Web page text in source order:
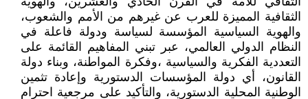
الثقافية المميزة للعرب عن غيرهم من الأمم والشعوب،
والهوية السياسية المؤسسة لسياسة ودولة فاعلة في
النظام الدولي العالمي، عبر تبني المفاهيم القائمة على
التعددية الفكرية والسياسية ،وفكرة المواطنة، وبناء دولة
القانون، أي دولة المؤسسات الدستورية وإعادة تثمين
الوطنية المحلية الدستورية، والتأكيد على مرجعية احترام